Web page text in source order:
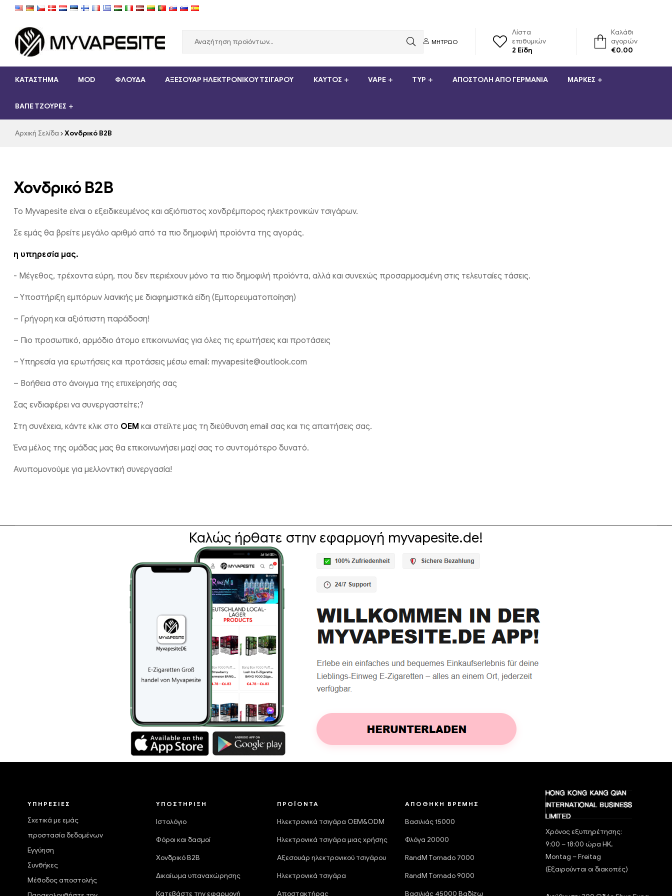
Myvapesite.de
cigarettes
φθηνά
online
ΜΗΤΡΏΟ
Λίστα
επιθυμιών
2 Είδη
Καλάθι
αγορών
€0.00
ΚΑΤΑΣΤΗΜΑ MOD ΦΛΟΎΔΑ ΑΞΕΣΟΥΆΡ ΗΛΕΚΤΡΟΝΙΚΟΎ ΤΣΙΓΆΡΟΥ ΚΑΥΤΌΣ VAPE TYP ΑΠΟΣΤΟΛΉ ΑΠΌ ΓΕΡΜΑΝΊΑ ΜΆΡΚΕΣ
ΒΑΠΈ ΤΖΟΎΡΕΣ
Αρχική Σελίδα Χονδρικό B2B
Χονδρικό B2B
Το Myvapesite είναι ο εξειδικευμένος και αξιόπιστος χονδρέμπορος ηλεκτρονικών τσιγάρων.
Σε εμάς θα βρείτε μεγάλο αριθμό από τα πιο δημοφιλή προϊόντα της αγοράς.
η υπηρεσία μας.
- Μέγεθος, τρέχοντα εύρη, που δεν περιέχουν μόνο τα πιο δημοφιλή προϊόντα, αλλά και συνεχώς προσαρμοσμένη στις τελευταίες τάσεις.
– Υποστήριξη εμπόρων λιανικής με διαφημιστικά είδη (Εμπορευματοποίηση)
– Γρήγορη και αξιόπιστη παράδοση!
– Πιο προσωπικό, αρμόδιο άτομο επικοινωνίας για όλες τις ερωτήσεις και προτάσεις
– Υπηρεσία για ερωτήσεις και προτάσεις μέσω email: myvapesite@outlook.com
– Βοήθεια στο άνοιγμα της επιχείρησής σας
Σας ενδιαφέρει να συνεργαστείτε;?
Στη συνέχεια, κάντε κλικ στο OEM και στείλτε μας τη διεύθυνση email σας και τις απαιτήσεις σας.
Ένα μέλος της ομάδας μας θα επικοινωνήσει μαζί σας το συντομότερο δυνατό.
Ανυπομονούμε για μελλοντική συνεργασία!
Καλώς ήρθατε στην εφαρμογή myvapesite.de!
ΥΠΗΡΕΣΊΕΣ
Σχετικά με εμάς
προστασία δεδομένων
Εγγύηση
Συνθήκες
Μέθοδος αποστολής
ΥΠΟΣΤΉΡΙΞΗ
Ιστολόγιο
Φόροι και δασμοί
Χονδρικό B2B
Δικαίωμα υπαναχώρησης
Κατεβάστε την εφαρμογή
ΠΡΟΪΌΝΤΑ
Ηλεκτρονικά τσιγάρα OEM&ODM
Ηλεκτρονικά τσιγάρα μιας χρήσης
Αξεσουάρ ηλεκτρονικού τσιγάρου
Ηλεκτρονικά τσιγάρα
Αποστακτήρας
ΑΠΟΘΉΚΗ ΒΡΈΜΗΣ
Βασιλιάς 15000
Φλόγα 20000
RandM Tornado 7000
RandM Tornado 9000
Βασιλιάς 45000 Βαδίζω
Χρόνος εξυπηρέτησης:
9:00 – 18:00 ώρα HK,
Montag – Freitag
(Εξαιρούνται οι διακοπές)